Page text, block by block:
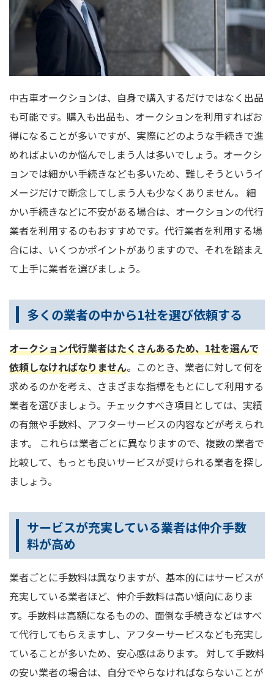
中古車オークションは、自身で購入するだけではなく出品
も可能です。購入も出品も、オークションを利用すればお
得になることが多いですが、実際にどのような手続きで進
めればよいのか悩んでしまう人は多いでしょう。オークシ
ョンでは細かい手続きなども多いため、難しそうというイ
メージだけで断念してしまう人も少なくありません。 細
かい手続きなどに不安がある場合は、オークションの代行
業者を利用するのもおすすめです。代行業者を利用する場
合には、いくつかポイントがありますので、それを踏まえ
て上手に業者を選びましょう。
多くの業者の中から1社を選び依頼する
オークション代行業者はたくさんあるため、1社を選んで
依頼しなければなりません。このとき、業者に対して何を
求めるのかを考え、さまざまな指標をもとにして利用する
業者を選びましょう。チェックすべき項目としては、実績
の有無や手数料、アフターサービスの内容などが考えられ
ます。 これらは業者ごとに異なりますので、複数の業者で
比較して、もっとも良いサービスが受けられる業者を探し
ましょう。
サービスが充実している業者は仲介手数
料が高め
業者ごとに手数料は異なりますが、基本的にはサービスが
充実している業者ほど、仲介手数料は高い傾向にありま
す。手数料は高額になるものの、面倒な手続きなどはすべ
て代行してもらえますし、アフターサービスなども充実し
ていることが多いため、安心感はあります。 対して手数料
の安い業者の場合は、自分でやらなければならないことが